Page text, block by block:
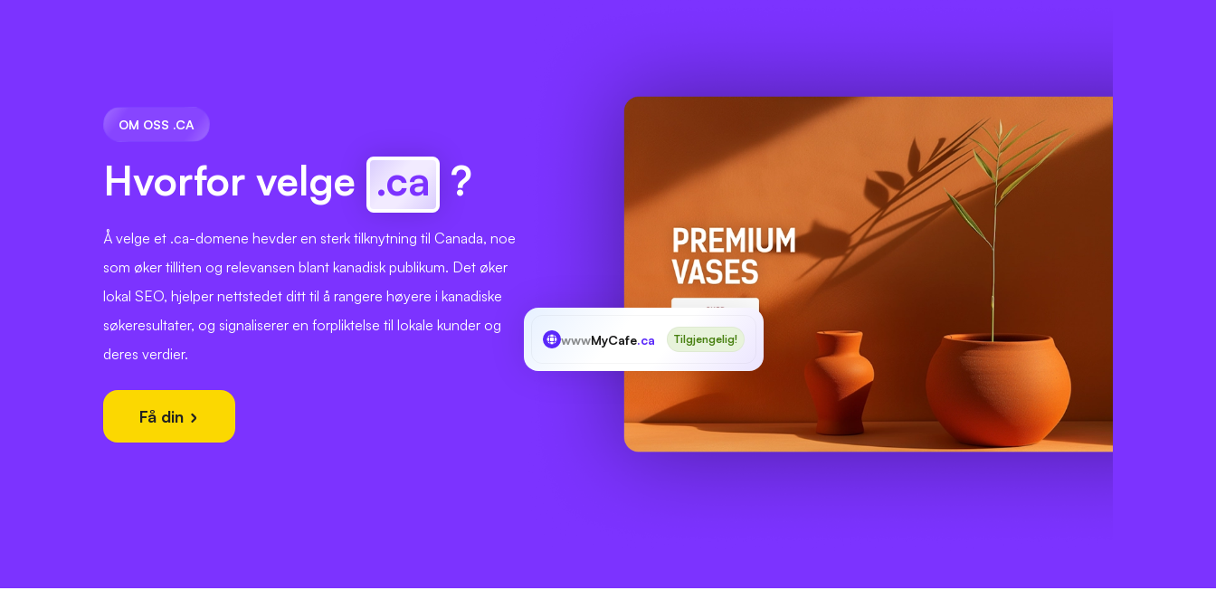
OM OSS .CA
Hvorfor velge .ca ?
Å velge et .ca-domene hevder en sterk tilknytning til Canada, noe
som øker tilliten og relevansen blant kanadisk publikum. Det øker
lokal SEO, hjelper nettstedet ditt til å rangere høyere i kanadiske
søkeresultater, og signaliserer en forpliktelse til lokale kunder og
deres verdier.
Få din
wwwMyCafe.ca Tilgjengelig!